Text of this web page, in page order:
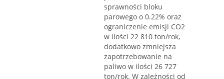
sprawności bloku
parowego o 0.22% oraz
ograniczenie emisji CO2
w ilości 22 810 ton/rok,
dodatkowo zmniejsza
zapotrzebowanie na
paliwo w ilości 26 727
ton/rok. W zależności od